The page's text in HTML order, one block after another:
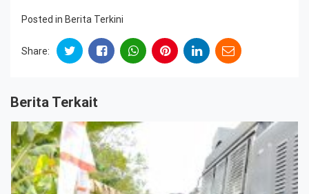
Posted in Berita Terkini
Share:
Berita Terkait